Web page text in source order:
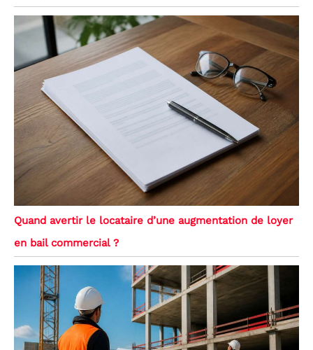
Quand avertir le locataire d’une augmentation de loyer
en bail commercial ?